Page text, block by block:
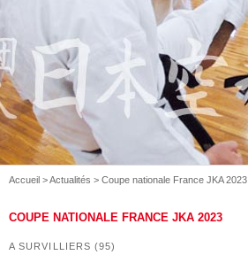
Accueil >Actualités > Coupe nationale France JKA 2023
COUPE NATIONALE FRANCE JKA 2023
A SURVILLIERS (95)